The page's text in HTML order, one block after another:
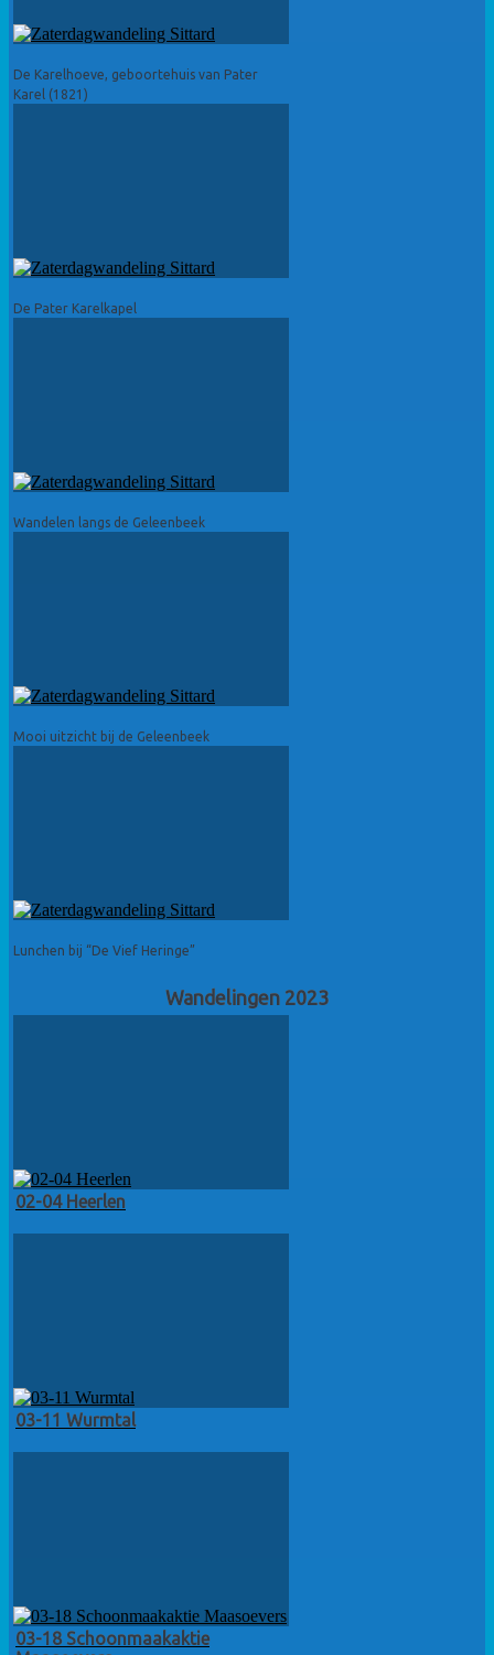
De Karelhoeve, geboortehuis van Pater
Karel (1821)
De Pater Karelkapel
Wandelen langs de Geleenbeek
Mooi uitzicht bij de Geleenbeek
Lunchen bij “De Vief Heringe”
Wandelingen 2023
02-04 Heerlen
03-11 Wurmtal
03-18 Schoonmaakaktie